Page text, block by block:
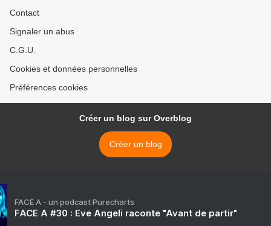
Contact
Signaler un abus
C.G.U.
Cookies et données personnelles
Préférences cookies
Créer un blog sur Overblog
Créer un blog
FACE A - un podcast Purecharts
FACE A #30 : Eve Angeli raconte "Avant de partir"